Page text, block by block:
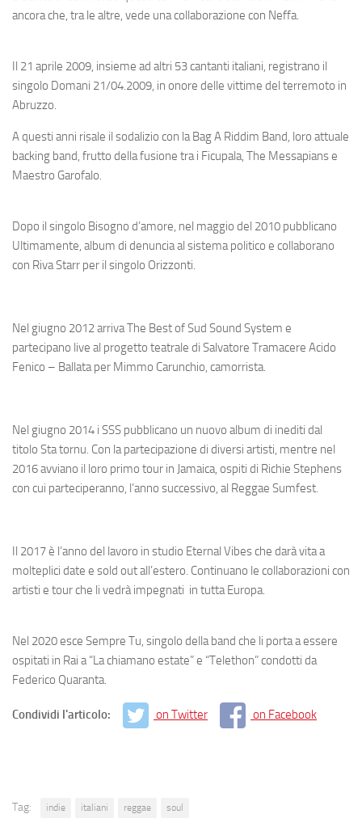
ancorache, tra le altre, vede una collaborazione con Neffa.
Il 21 aprile 2009, insieme ad altri 53 cantanti italiani, registrano il
singolo Domani 21/04.2009, in onore delle vittime del terremoto in
Abruzzo.
A questi anni risale il sodalizio con la Bag A Riddim Band, loro attuale
backing band, frutto della fusione tra i Ficupala, The Messapians e
Maestro Garofalo.
Dopo il singolo Bisogno d’amore, nel maggio del 2010 pubblicano
Ultimamente, album di denuncia al sistema politico e collaborano
con Riva Starr per il singolo Orizzonti.
Nel giugno 2012 arrivaThe Best of Sud Sound System e
partecipano live al progetto teatrale di Salvatore Tramacere Acido
Fenico – Ballata per Mimmo Carunchio, camorrista.
Nel giugno 2014 i SSS pubblicano un nuovo album di inediti dal
titolo Sta tornu. Con la partecipazione di diversi artisti, mentre nel
2016 avviano il loro primo tour in Jamaica, ospiti di Richie Stephens
con cui parteciperanno, l’anno successivo, al Reggae Sumfest.
Il 2017 è l’anno del lavoro in studio Eternal Vibesche darà vita a
molteplici date e sold out all’estero. Continuano le collaborazioni con
artisti e tour che li vedrà impegnati in tutta Europa.
Nel 2020 esce Sempre Tu, singolo della band che li porta a essere
ospitati in Rai a “La chiamano estate” e “Telethon” condotti da
Federico Quaranta.
Condividi l'articolo: on Twitter on Facebook
Tag: indie italiani reggae soul